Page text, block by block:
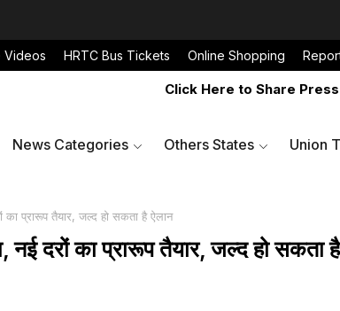
Videos HRTC Bus Tickets Online Shopping
Click Here to Share Press
News Categories Others States Union
प्रारूप तैयार, जल्द हो सकता है ऐलान
दरों का प्रारूप तैयार, जल्द हो सकता है